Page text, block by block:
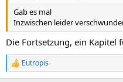
Gab es mal
Inzwischen leider
Die Fortsetzung, ein Kapitel
R
e
Eutropis